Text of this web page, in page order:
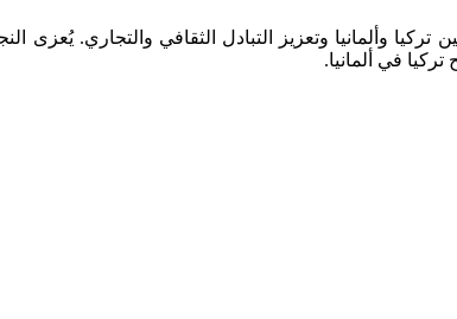
تركيا وألمانيا وتعزيز التبادل الثقافي والتجاري.
في ألمانيا.